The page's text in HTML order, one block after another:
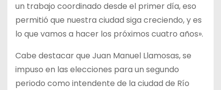
un trabajo coordinado desde el primer día, eso
permitió que nuestra ciudad siga creciendo, y es
lo que vamos a hacer los próximos cuatro años».
Cabe destacar que Juan Manuel Llamosas, se
impuso en las elecciones para un segundo
periodo como intendente de la ciudad de Río